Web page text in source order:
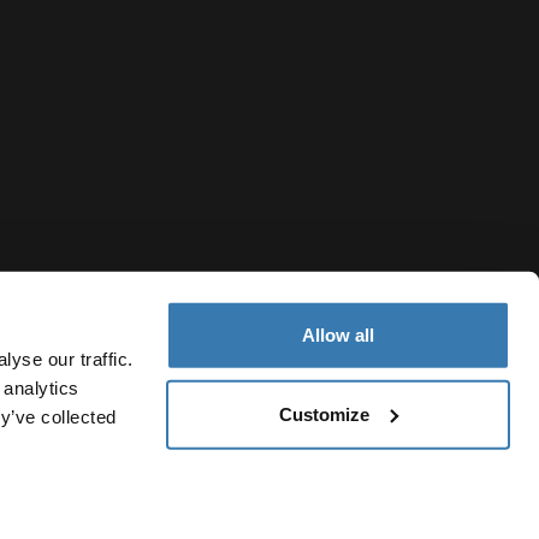
our traffic.
collected
Allow all
Customize
cookie Настройки файлов cookie Current market/
Kazakhstan